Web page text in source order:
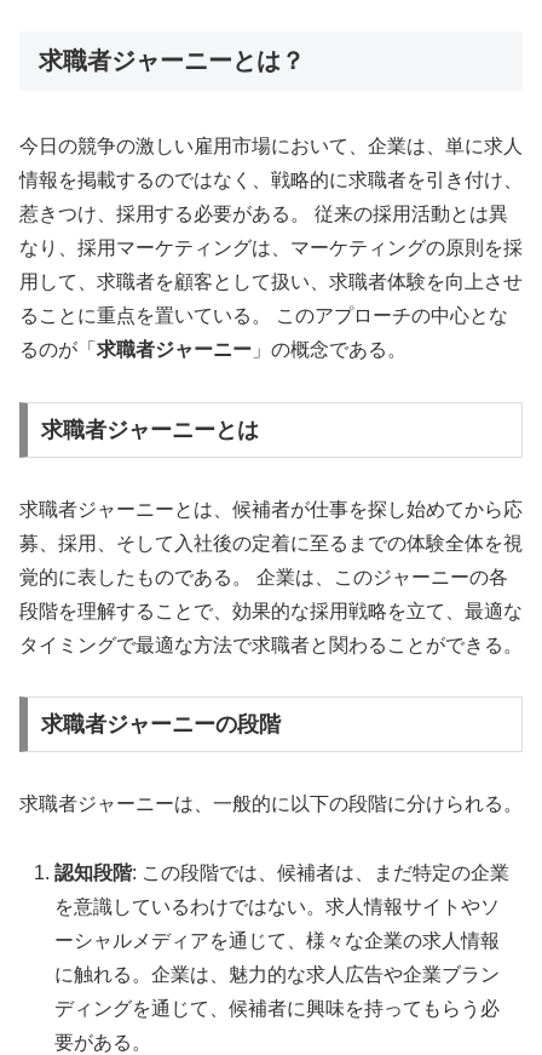
求職者ジャーニーとは？
今日の競争の激しい雇用市場において、企業は、単に求人
情報を掲載するのではなく、戦略的に求職者を引き付け、
惹きつけ、採用する必要がある。 従来の採用活動とは異
なり、採用マーケティングは、マーケティングの原則を採
用して、求職者を顧客として扱い、求職者体験を向上させ
ることに重点を置いている。 このアプローチの中心とな
るのが「 求職者ジャーニー 」の概念である。
求職者ジャーニーとは
求職者ジャーニーとは、候補者が仕事を探し始めてから応
募、採用、そして入社後の定着に至るまでの体験全体を視
覚的に表したものである。 企業は、このジャーニーの各
段階を理解することで、効果的な採用戦略を立て、最適な
タイミングで最適な方法で求職者と関わることができる。
求職者ジャーニーの段階
求職者ジャーニーは、一般的に以下の段階に分けられる。
認知段階: この段階では、候補者は、まだ特定の企業
を意識しているわけではない。求人情報サイトやソ
ーシャルメディアを通じて、様々な企業の求人情報
に触れる。企業は、魅力的な求人広告や企業ブラン
ディングを通じて、候補者に興味を持ってもらう必
要がある。